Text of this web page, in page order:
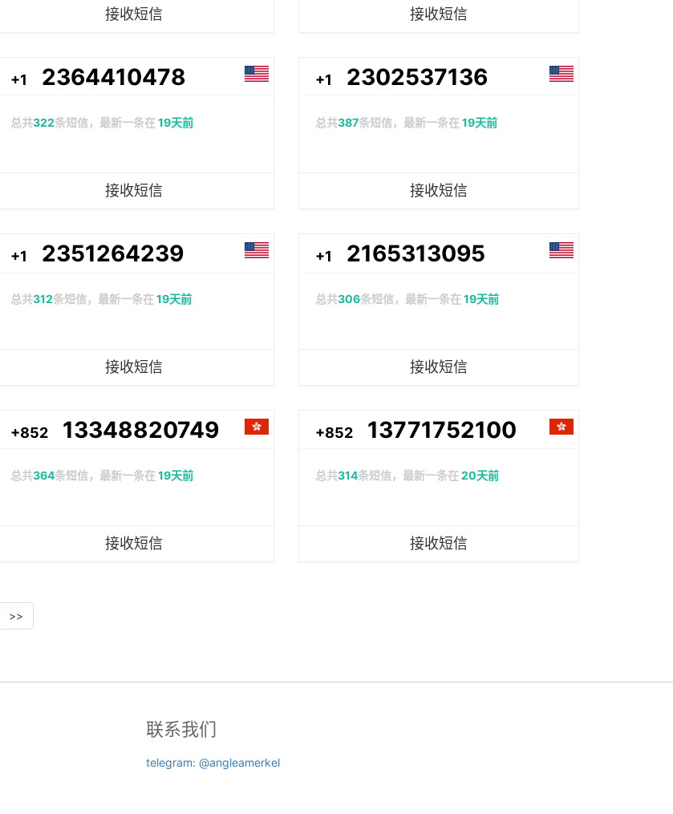
接收短信 接收短信
+1 2364410478
总共322条短信，最新一条在19天前
接收短信
+1 2302537136
总共387条短信，最新一条在19天前
接收短信
+1 2351264239
总共312条短信，最新一条在19天前
接收短信
+1 2165313095
总共306条短信，最新一条在19天前
接收短信
+852 13348820749
总共364条短信，最新一条在19天前
接收短信
+852 13771752100
总共314条短信，最新一条在20天前
接收短信
>>
联系我们
telegram: @angleamerkel